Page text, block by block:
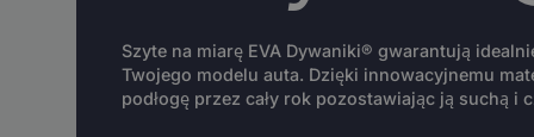
Szyte na miarę EVA Dywaniki® gwarantują
Twojego modelu auta. Dzięki innowacyjnemu
podłogę przez cały rok pozostawiając ją suchą i